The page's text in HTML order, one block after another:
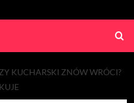
KUCHARSKI ZNÓW WRÓCI?